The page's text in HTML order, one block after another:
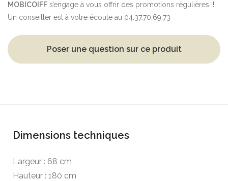
MOBICOIFF s’engage à vous offrir des promotions régulières !!
Un conseiller est à votre écoute au 04.37.70.69.73
Poser une question sur ce produit
Dimensions techniques
Largeur : 68 cm
Hauteur : 180 cm